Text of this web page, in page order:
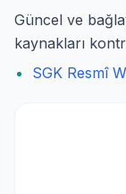
Güncel ve
kaynakları
SGK Resmî